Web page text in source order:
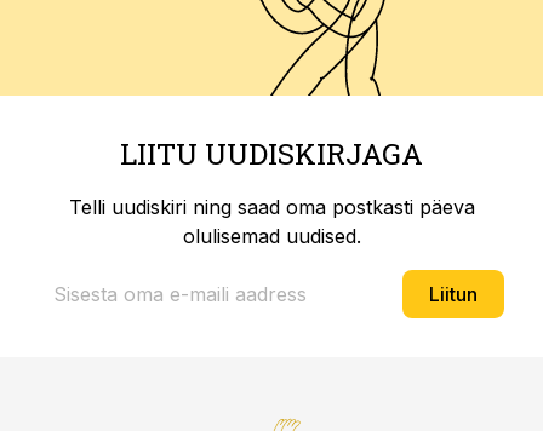
LIITU UUDISKIRJAGA
Telli uudiskiri ning saad oma postkasti päeva
olulisemad uudised.
Liitun